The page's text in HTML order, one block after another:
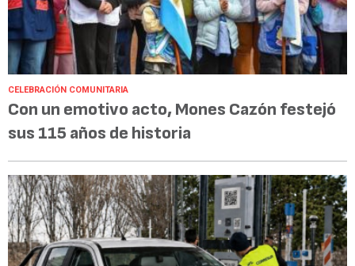
CELEBRACIÓN COMUNITARIA
Con un emotivo acto, Mones Cazón festejó
sus 115 años de historia